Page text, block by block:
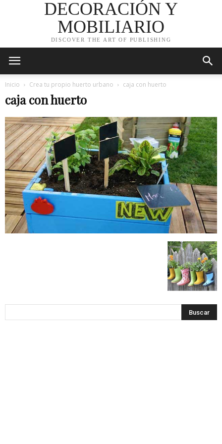
DECORACIÓN Y
MOBILIARIO
DISCOVER THE ART OF PUBLISHING
Inicio Crea tu propio huerto urbano caja con huerto
caja con huerto